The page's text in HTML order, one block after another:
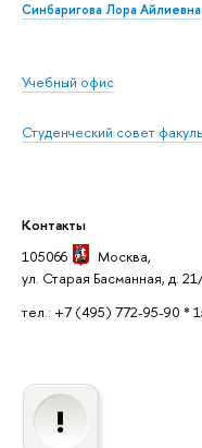
Синбаригова Лора Айлиевна
Учебный офис
Студенческий совет
Контакты
105066
Москва,
ул. Старая Басманная, д.
тел.: +7 (495) 772-95-90 *